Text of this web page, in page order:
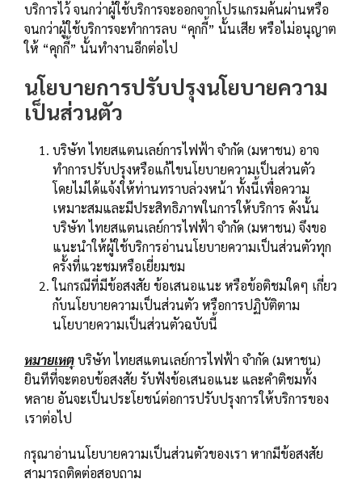
บริการไว้ จนกว่าผู้ใช้บริการจะออกจากโปรแกรมค้นผ่านหรือ
จนกว่าผู้ใช้บริการจะทำการลบ “คุกกี้” นั้นเสีย หรือไม่อนุญาต
ให้ “คุกกี้” นั้นทำงานอีกต่อไป
นโยบายการปรับปรุงนโยบายความ
เป็นส่วนตัว
บริษัท ไทยสแตนเลย์การไฟฟ้า จำกัด (มหาชน) อาจ
ทำการปรับปรุงหรือแก้ไขนโยบายความเป็นส่วนตัว
โดยไม่ได้แจ้งให้ท่านทราบล่วงหน้า ทั้งนี้เพื่อความ
เหมาะสมและมีประสิทธิภาพในการให้บริการ ดังนั้น
บริษัท ไทยสแตนเลย์การไฟฟ้า จำกัด (มหาชน) จึงขอ
แนะนำให้ผู้ใช้บริการอ่านนโยบายความเป็นส่วนตัวทุก
ครั้งที่แวะชมหรือเยี่ยมชม
ในกรณีที่มีข้อสงสัย ข้อเสนอแนะ หรือข้อติชมใดๆ เกี่ยว
กับนโยบายความเป็นส่วนตัว หรือการปฏิบัติตาม
นโยบายความเป็นส่วนตัวฉบับนี้
หมายเหตุบริษัท ไทยสแตนเลย์การไฟฟ้า จำกัด (มหาชน)
ยินทีที่จะตอบข้อสงสัย รับฟังข้อเสนอแนะ และคำติชมทั้ง
หลาย อันจะเป็นประโยชน์ต่อการปรับปรุงการให้บริการของ
เราต่อไป
กรุณาอ่านนโยบายความเป็นส่วนตัวของเรา หากมีข้อสงสัย
สามารถติดต่อสอบถาม